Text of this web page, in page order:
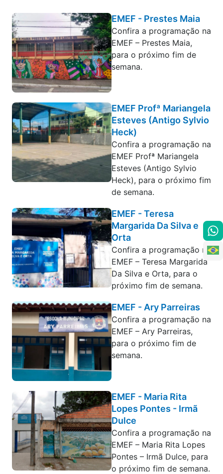
EMEF - Prestes Maia
Confira a programação na
EMEF – Prestes Maia,
para o próximo fim de
semana.
EMEF Profª Mariangela
Esteves (Antigo Sylvio
Heck)
Confira a programação na
EMEF Profª Mariangela
Esteves (Antigo Sylvio
Heck), para o próximo fim
de semana.
EMEF - Teresa
Margarida Da Silva e
Orta
Confira a programação na
EMEF – Teresa Margarida
Da Silva e Orta, para o
próximo fim de semana.
EMEF - Ary Parreiras
Confira a programação na
EMEF – Ary Parreiras,
para o próximo fim de
semana.
EMEF - Maria Rita
Lopes Pontes - Irmã
Dulce
Confira a programação na
EMEF – Maria Rita Lopes
Pontes – Irmã Dulce, para
o próximo fim de semana.